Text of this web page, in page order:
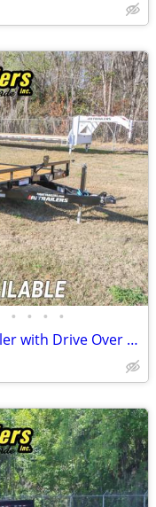
• • • •
New 2026 7x20 PJ Trailers Car Hauler with Drive Over Fenders